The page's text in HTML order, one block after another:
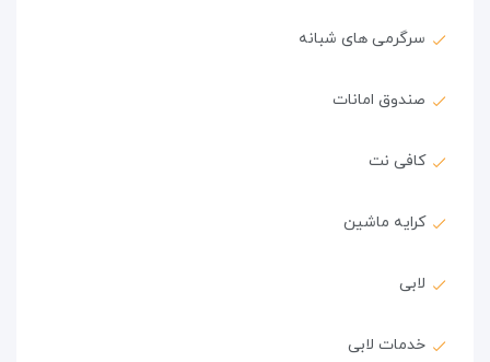
سرگرمی های شبانه
صندوق امانات
کافی نت
کرایه ماشین
لابی
خدمات لابی